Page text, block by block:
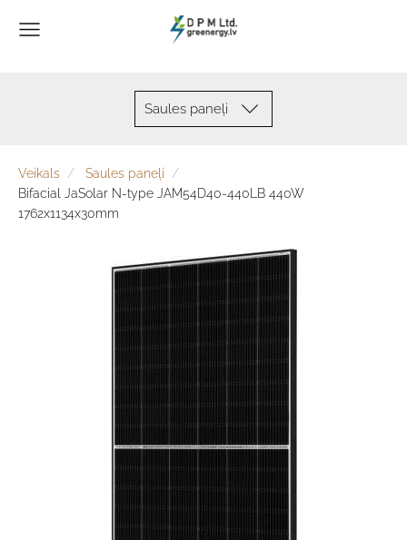
Saules paneļi
Veikals
Saules paneļi
Bifacial JaSolar N-type JAM54D40-440LB 440W
1762x1134x30mm